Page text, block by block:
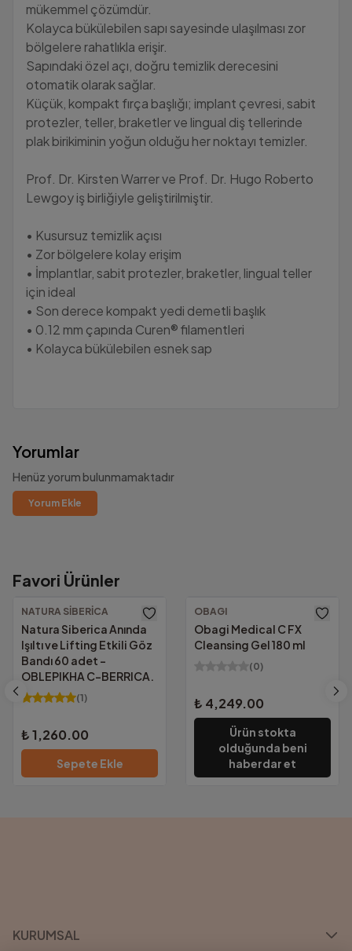
mükemmel çözümdür.
Kolayca bükülebilen sapı sayesinde ulaşılması zor
bölgelere rahatlıkla erişir.
Sapındaki özel açı, doğru temizlik derecesini
otomatik olarak sağlar.
Küçük, kompakt fırça başlığı; implant çevresi, sabit
protezler, teller, braketler ve lingual diş tellerinde
plak birikiminin yoğun olduğu her noktayı temizler.
Prof. Dr. Kirsten Warrer ve Prof. Dr. Hugo Roberto
Lewgoy iş birliğiyle geliştirilmiştir.
• Kusursuz temizlik açısı
• Zor bölgelere kolay erişim
• İmplantlar, sabit protezler, braketler, lingual teller
için ideal
• Son derece kompakt yedi demetli başlık
• 0.12 mm çapında Curen® filamentleri
• Kolayca bükülebilen esnek sap
Yorumlar
Henüz yorum bulunmamaktadır
Yorum Ekle
1000₺ Üzeri Ücretsiz Kargo!
KVKK Uyumu ve güvenlik sertifikalarımızla
tüm bilgileriniz güvencemiz altında.
Favori Ürünler
NATURA SIBERICA
Natura Siberica Anında
Işıltı ve Lifting Etkili Göz
Bandı 60 adet -
OBLEPIKHA C-BERRICA.
(1)
₺ 1,260.00
Sepete Ekle
OBAGI
Obagi Medical C FX
Cleansing Gel 180 ml
(0)
₺ 4,249.00
Ürün stokta
olduğunda beni
haberdar et
KURUMSAL